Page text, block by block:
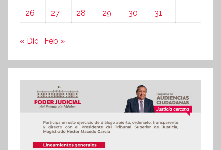
26
27 28 29 30 31
« Dic Feb »